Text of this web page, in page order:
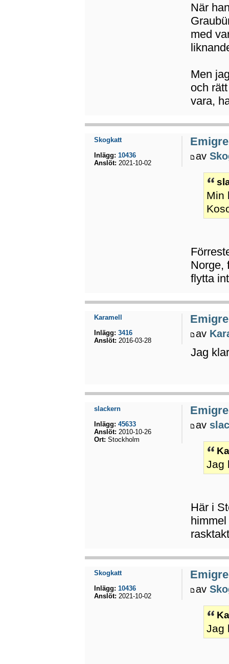
När
med
Men
och
vara,
av
Min
Norge,
flytta
Skogkatt
Inlägg: 10436
Anslöt: 2021-10-02
av
Jag
Karamell
Inlägg: 3416
Anslöt: 2016-03-28
av
Jag
Här i
slackern
Inlägg: 45633
Anslöt: 2010-10-26
Ort: Stockholm
av
Jag
Skogkatt
Inlägg: 10436
Anslöt: 2021-10-02